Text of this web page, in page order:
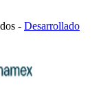
- Desarrollado